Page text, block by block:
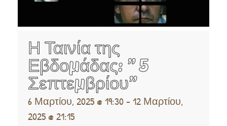
Η Ταινία της
Εβδομάδας: ” 5
Σεπτεμβρίου”
6 Μαρτίου, 2025 @ 19:30-12 Μαρτίου,
2025 @ 21:15